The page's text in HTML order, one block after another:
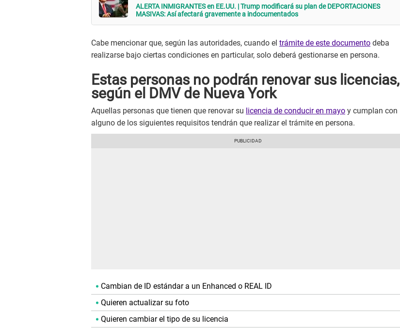
ALERTA INMIGRANTES en EE.UU. | Trump modificará su plan de DEPORTACIONES
MASIVAS: Así afectará gravemente a indocumentados
Cabe mencionar que, según las autoridades, cuando el trámite de este documento deba
realizarse bajo ciertas condiciones en particular, solo deberá gestionarse en persona.
Estas personas no podrán renovar sus licencias,
según el DMV de Nueva York
Aquellas personas que tienen que renovar su licencia de conducir en mayo y cumplan con
alguno de los siguientes requisitos tendrán que realizar el trámite en persona.
Cambian de ID estándar a un Enhanced o REAL ID
Quieren actualizar su foto
Quieren cambiar el tipo de su licencia